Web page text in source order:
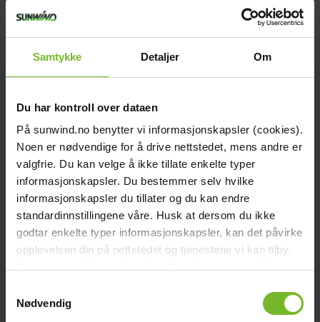
Samtykke Detaljer Om
Du har kontroll over dataen
På sunwind.no benytter vi informasjonskapsler (cookies).
Noen er nødvendige for å drive nettstedet, mens andre er
valgfrie. Du kan velge å ikke tillate enkelte typer
informasjonskapsler. Du bestemmer selv hvilke
informasjonskapsler du tillater og du kan endre
standardinnstillingene våre. Husk at dersom du ikke
godtar enkelte typer informasjonskapsler, kan det påvirke
opplevelsen din på nettstedet og tjenestene vi kan tilby.
Nødvendig
LED-lampa filament E27 45mm 2W
Köp fler få 15%